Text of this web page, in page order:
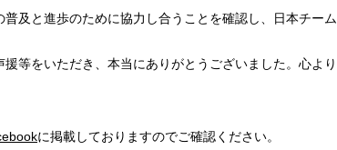
及と進歩のために協力し合うことを確認し、日本チーム
等をいただき、本当にありがとうございました。心より
に掲載しておりますのでご確認ください。